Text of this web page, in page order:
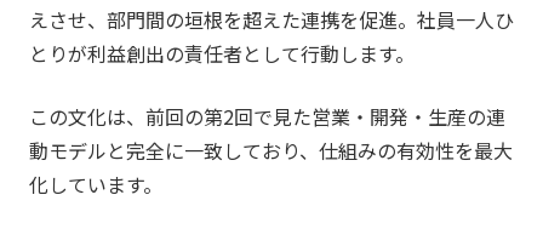
えさせ、部門間の垣根を超えた連携を促進。社員一人ひ
とりが利益創出の責任者として行動します。
この文化は、前回の第2回で見た営業・開発・生産の連
動モデルと完全に一致しており、仕組みの有効性を最大
化しています。